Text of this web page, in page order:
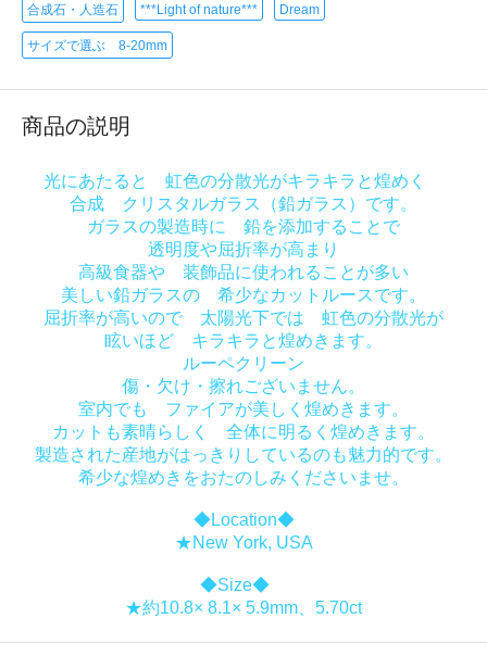
合成石・人造石 ***Light of nature*** Dream
サイズで選ぶ 8-20mm
商品の説明
光にあたると 虹色の分散光がキラキラと煌めく
合成 クリスタルガラス（鉛ガラス）です。
ガラスの製造時に 鉛を添加することで
透明度や屈折率が高まり
高級食器や 装飾品に使われることが多い
美しい鉛ガラスの 希少なカットルースです。
屈折率が高いので 太陽光下では 虹色の分散光が
眩いほど キラキラと煌めきます。
ルーペクリーン
傷・欠け・擦れございません。
室内でも ファイアが美しく煌めきます。
カットも素晴らしく 全体に明るく煌めきます。
製造された産地がはっきりしているのも魅力的です。
希少な煌めきをおたのしみくださいませ。
◆Location◆
★New York, USA
◆Size◆
★約10.8× 8.1× 5.9mm、5.70ct